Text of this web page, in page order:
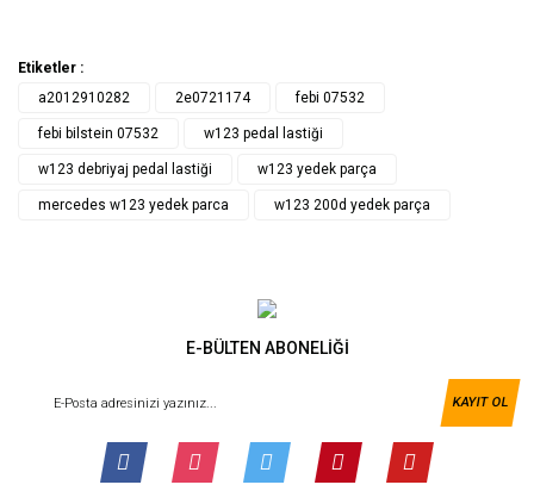
Etiketler :
a2012910282
2e0721174 febi 07532
febi bilstein 07532 w123 pedal lastiği
w123 debriyaj pedal lastiği w123 yedek parça
mercedes w123 yedek parca w123 200d yedek parça
E-BÜLTEN ABONELİĞİ
KAYIT OL